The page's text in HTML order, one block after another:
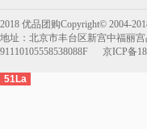
2018 优品团购Copyright© 2004-
地址：北京市丰台区新宫中福丽
91110105558538088F 京ICP备
51La